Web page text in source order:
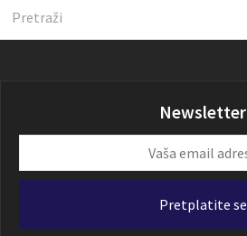
Newsletter
email
Pretplatite se